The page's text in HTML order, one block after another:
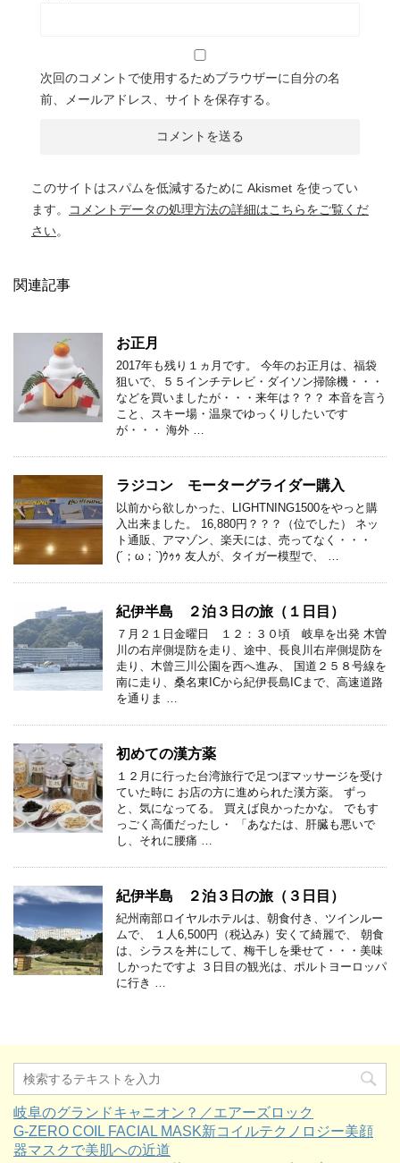
次回のコメントで使用するためブラウザーに自分の名
前、メールアドレス、サイトを保存する。
このサイトはスパムを低減するために Akismet を使ってい
ます。
コメントデータの処理方法の詳細はこちらをご覧くだ
さい。
関連記事
お正月
2017年も残り１ヵ月です。 今年のお正月は、福袋
狙いで、５５インチテレビ・ダイソン掃除機・・・
などを買いましたが・・・来年は？？？ 本音を言う
こと、スキー場・温泉でゆっくりしたいです
が・・・ 海外 …
ラジコン モーターグライダー購入
以前から欲しかった、LIGHTNING1500をやっと購
入出来ました。 16,880円？？？（位でした） ネッ
ト通販、アマゾン、楽天には、売ってなく・・・
(´；ω；`)ｳｩｩ 友人が、タイガー模型で、 …
紀伊半島 ２泊３日の旅（１日目）
７月２１日金曜日 １２：３０頃 岐阜を出発 木曽
川の右岸側堤防を走り、途中、長良川右岸側堤防を
走り、木曾三川公園を西へ進み、 国道２５８号線を
南に走り、桑名東ICから紀伊長島ICまで、高速道路
を通りま …
初めての漢方薬
１２月に行った台湾旅行で足つぼマッサージを受け
ていた時に お店の方に進められた漢方薬。 ずっ
と、気になってる。 買えば良かったかな。 でもす
っごく高価だったし・ 「あなたは、肝臓も悪いで
し、それに腰痛 …
紀伊半島 ２泊３日の旅（３日目）
紀州南部ロイヤルホテルは、朝食付き、ツインルー
ムで、 １人6,500円（税込み）安くて綺麗で、 朝食
は、シラスを丼にして、梅干しを乗せて・・・美味
しかったですよ ３日目の観光は、ポルトヨーロッパ
に行き …
岐阜のグランドキャニオン？／エアーズロック
G-ZERO COIL FACIAL MASK新コイルテクノロジー美顔
器マスクで美肌への近道